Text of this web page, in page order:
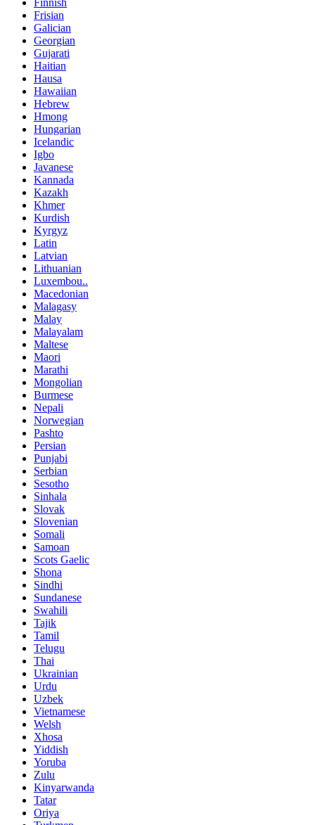
Finnish
Frisian
Galician
Georgian
Gujarati
Haitian
Hausa
Hawaiian
Hebrew
Hmong
Hungarian
Icelandic
Igbo
Javanese
Kannada
Kazakh
Khmer
Kurdish
Kyrgyz
Latin
Latvian
Lithuanian
Luxembou..
Macedonian
Malagasy
Malay
Malayalam
Maltese
Maori
Marathi
Mongolian
Burmese
Nepali
Norwegian
Pashto
Persian
Punjabi
Serbian
Sesotho
Sinhala
Slovak
Slovenian
Somali
Samoan
Scots Gaelic
Shona
Sindhi
Sundanese
Swahili
Tajik
Tamil
Telugu
Thai
Ukrainian
Urdu
Uzbek
Vietnamese
Welsh
Xhosa
Yiddish
Yoruba
Zulu
Kinyarwanda
Tatar
Oriya